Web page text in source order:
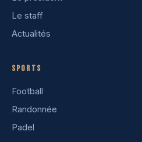
Le staff
Actualités
Sports
Football
Randonnée
Padel